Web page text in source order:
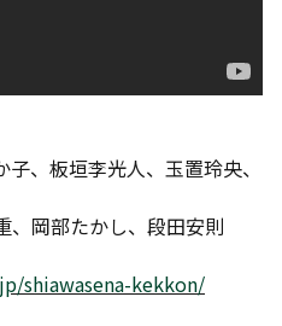
、板垣李光人、玉置玲央、
部たかし、段田安則
shiawasena-kekkon/